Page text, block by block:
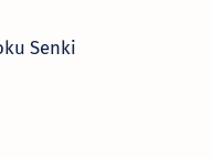
Senki